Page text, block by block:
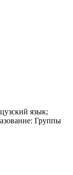
язык;
Группы